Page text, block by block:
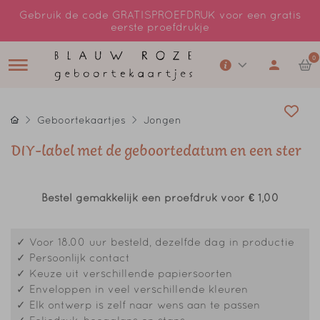
Gebruik de code GRATISPROEFDRUK voor een gratis
eerste proefdrukje
0
Geboortekaartjes Jongen
DIY-label met de geboortedatum en een ster
Bestel gemakkelijk een proefdruk voor € 1,00
✓ Voor 18.00 uur besteld, dezelfde dag in productie
✓ Persoonlijk contact
✓ Keuze uit verschillende papiersoorten
✓ Enveloppen in veel verschillende kleuren
✓ Elk ontwerp is zelf naar wens aan te passen